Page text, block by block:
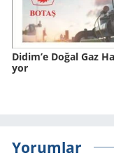
Didim’e Doğal Gaz
yor
Yorumlar